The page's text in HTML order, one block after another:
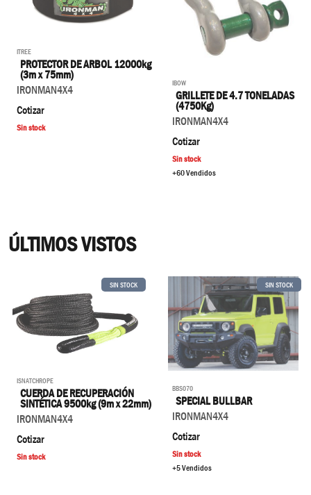
ITREE
PROTECTOR DE ARBOL 12000kg
(3m x 75mm)
IRONMAN4X4
Cotizar
Sin stock
IBOW
GRILLETE DE 4.7 TONELADAS
(4750Kg)
IRONMAN4X4
Cotizar
Sin stock
+60 Vendidos
ÚLTIMOS VISTOS
SIN STOCK
ISNATCHROPE
CUERDA DE RECUPERACIÓN
SINTÉTICA 9500kg (9m x 22mm)
IRONMAN4X4
Cotizar
Sin stock
SIN STOCK
BBS070
SPECIAL BULLBAR
IRONMAN4X4
Cotizar
Sin stock
+5 Vendidos